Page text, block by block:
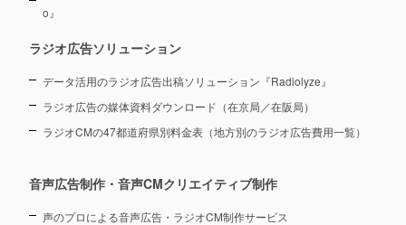
o』
ラジオ広告ソリューション
データ活用のラジオ広告出稿ソリューション『Radiolyze』
ラジオ広告の媒体資料ダウンロード（在京局／在阪局）
ラジオCMの47都道府県別料金表（地方別のラジオ広告費用一覧）
音声広告制作・音声CMクリエイティブ制作
声のプロによる音声広告・ラジオCM制作サービス